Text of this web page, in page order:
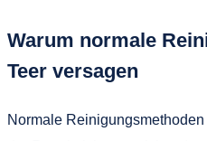
Warum normale
Teer versagen
Normale